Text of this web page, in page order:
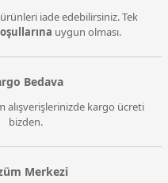
iade edebilirsiniz. Tek
uygun olması.
Bedava
alışverişlerinizde kargo ücreti
bizden.
Merkezi